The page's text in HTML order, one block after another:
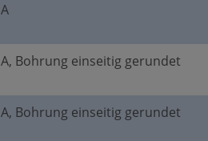
A
A, Bohrung einseitig gerundet
A, Bohrung einseitig gerundet